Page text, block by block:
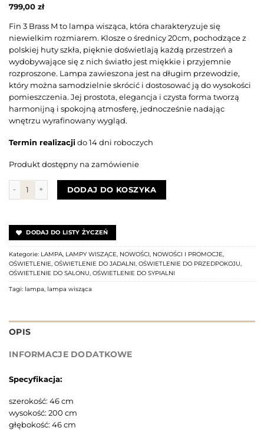
799,00 zł
Fin 3 Brass M to lampa wisząca, która charakteryzuje się
niewielkim rozmiarem. Klosze o średnicy 20cm, pochodzące z
polskiej huty szkła, pięknie doświetlają każdą przestrzeń a
wydobywające się z nich światło jest miękkie i przyjemnie
rozproszone. Lampa zawieszona jest na długim przewodzie,
który można samodzielnie skrócić i dostosować ją do wysokości
pomieszczenia. Jej prostota, elegancja i czysta forma tworzą
harmonijną i spokojną atmosferę, jednocześnie nadając
wnętrzu wyrafinowany wygląd.
Termin realizacjido 14 dni roboczych
Produkt dostępny na zamówienie
ilość Lampa wisząca FIN 3 BRASS Medium
DODAJ DO KOSZYKA
DODAJ DO LISTY ŻYCZEŃ
Kategorie: LAMPA, LAMPY WISZĄCE, NOWOŚCI, NOWOŚCI I PROMOCJE,
OŚWIETLENIE, OŚWIETLENIE DO JADALNI, OŚWIETLENIE DO PRZEDPOKOJU,
OŚWIETLENIE DO SALONU, OŚWIETLENIE DO SYPIALNI
Tagi: lampa, lampa wisząca
OPIS
INFORMACJE DODATKOWE
Specyfikacja:
szerokość: 46 cm
wysokość: 200 cm
głębokość: 46 cm